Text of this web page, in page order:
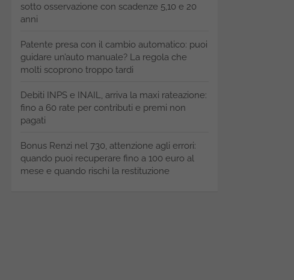
sotto osservazione con scadenze 5,10 e 20
anni
Patente presa con il cambio automatico: puoi
guidare un’auto manuale? La regola che
molti scoprono troppo tardi
Debiti INPS e INAIL, arriva la maxi rateazione:
fino a 60 rate per contributi e premi non
pagati
Bonus Renzi nel 730, attenzione agli errori:
quando puoi recuperare fino a 100 euro al
mese e quando rischi la restituzione